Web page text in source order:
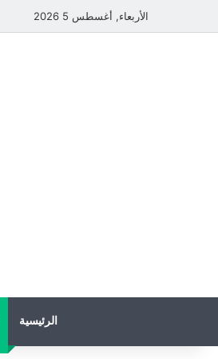
الأربعاء, أغسطس 5 2026
الرئيسية